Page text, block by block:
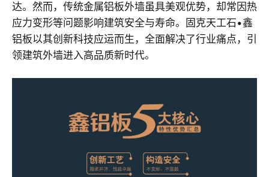
达。然而，传统金属铝板外墙虽具美观优势，却常因热
应力变形等问题影响建筑安全与寿命。固克天工石•鑫
铝板以其创新科技应运而生，全面解决了行业痛点，引
领建筑外墙进入高品质新时代。